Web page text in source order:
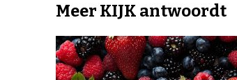
Meer KIJK antwoordt